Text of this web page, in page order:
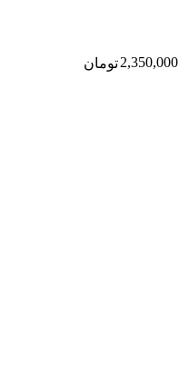
تومان2,350,000